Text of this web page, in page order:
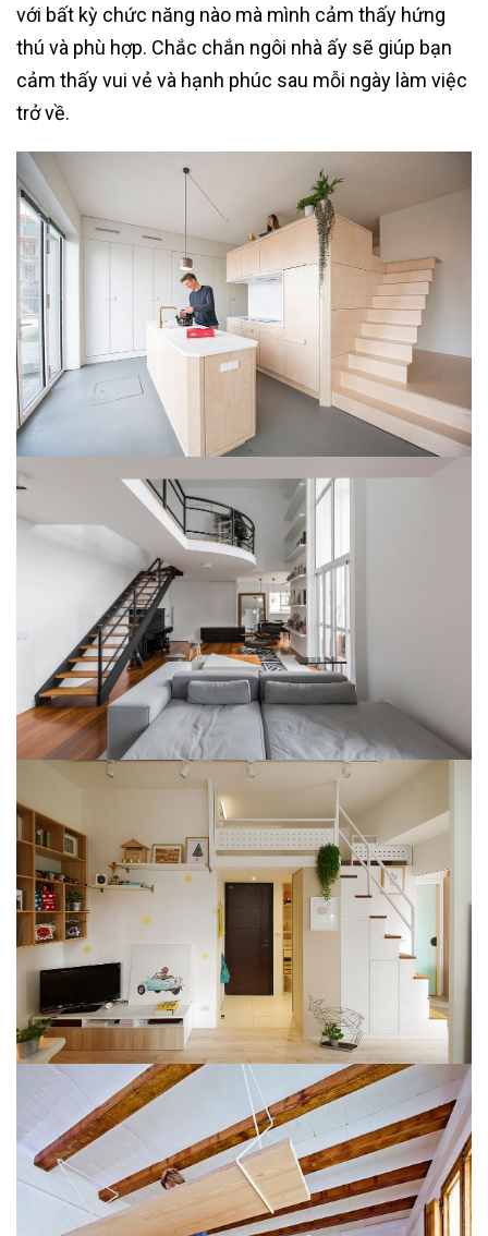
với bất kỳ chức năng nào mà mình cảm thấy hứng
thú và phù hợp. Chắc chắn ngôi nhà ấy sẽ giúp bạn
cảm thấy vui vẻ và hạnh phúc sau mỗi ngày làm việc
trở về.